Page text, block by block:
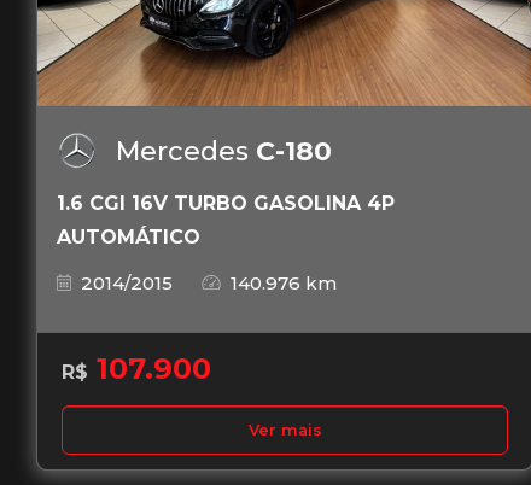
Mercedes C-180
1.6 CGI 16V TURBO GASOLINA 4P
AUTOMÁTICO
2014/2015
140.976 km
R$ 107.900
Ver mais